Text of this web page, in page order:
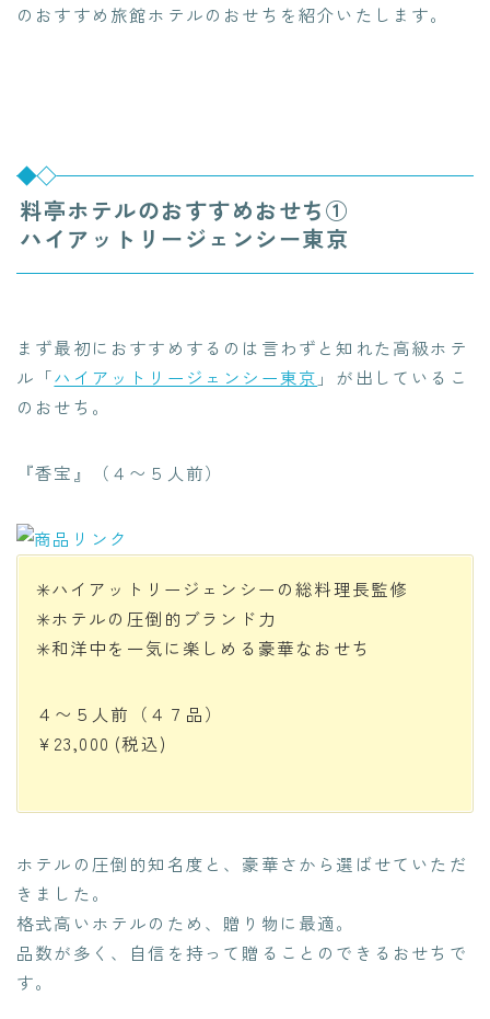
のおすすめ旅館ホテルのおせちを紹介いたします。
料亭ホテルのおすすめおせち①
ハイアットリージェンシー東京
まず最初におすすめするのは言わずと知れた高級ホテ
ル「ハイアットリージェンシー東京 」が出しているこ
のおせち。
『香宝』（４〜５人前）
✳️ハイアットリージェンシーの総料理長監修
✳️ホテルの圧倒的ブランド力
✳️和洋中を一気に楽しめる豪華なおせち
４〜５人前（４７品）
¥23,000 (税込)
ホテルの圧倒的知名度と、豪華さから選ばせていただ
きました。
格式高いホテルのため、贈り物に最適。
品数が多く、自信を持って贈ることのできるおせちで
す。